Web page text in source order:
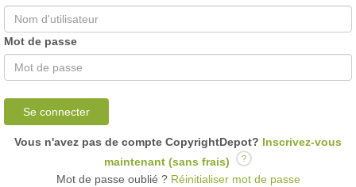
Mot de passe
Se connecter
Vous n'avez pas de compte CopyrightDepot? Inscrivez-vous
maintenant (sans frais)
?
Mot de passe oublié ?Réinitialiser mot de passe